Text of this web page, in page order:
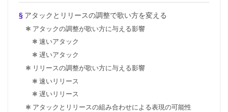
アタックとリリースの調整で歌い方を変える
アタックの調整が歌い方に与える影響
速いアタック
遅いアタック
リリースの調整が歌い方に与える影響
速いリリース
遅いリリース
アタックとリリースの組み合わせによる表現の可能性